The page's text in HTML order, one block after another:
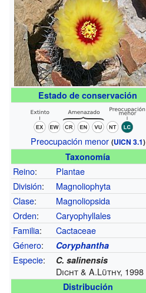
Estado de conservación
Preocupación menor (UICN 3.1)
Taxonomía
Reino:
Plantae
División:
Magnoliophyta
Clase:
Magnoliopsida
Orden:
Caryophyllales
Familia:
Cactaceae
Género: Coryphantha
Especie: C. salinensis
Dicht & A.Lüthy, 1998
Distribución